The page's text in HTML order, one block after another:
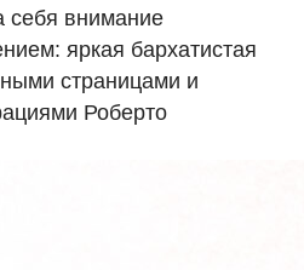
себя внимание
яркая бархатистая
страницами и
Роберто